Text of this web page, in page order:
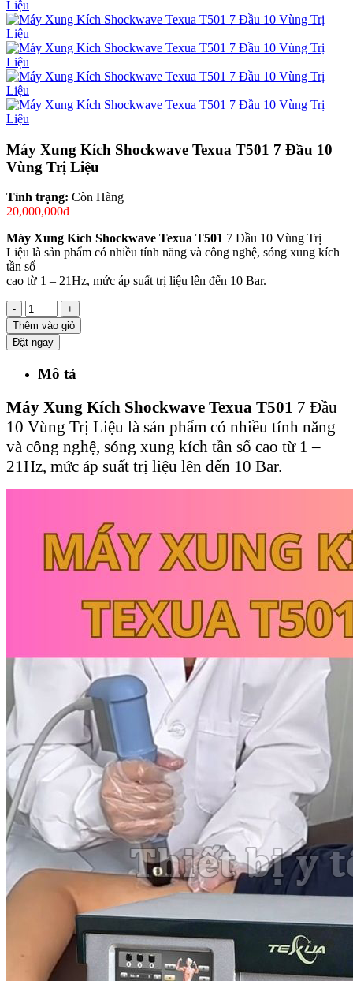
Máy Xung Kích Shockwave Texua T501 7 Đầu 10
Vùng Trị Liệu
Tình trạng: Còn Hàng
20,000,000đ
Máy Xung Kích Shockwave Texua T501 7 Đầu 10 Vùng Trị
Liệu là sản phẩm có nhiều tính năng và công nghệ, sóng xung kích
tần số
cao từ 1 – 21Hz, mức áp suất trị liệu lên đến 10 Bar.
-
+
Thêm vào giỏ
Đặt ngay
Mô tả
Máy Xung Kích Shockwave Texua T501 7 Đầu
10 Vùng Trị Liệu là sản phẩm có nhiều tính năng
và công nghệ, sóng xung kích tần số cao từ 1 –
21Hz, mức áp suất trị liệu lên đến 10 Bar.